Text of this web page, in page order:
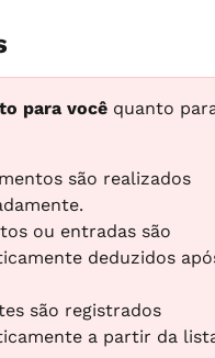
para você quanto
são realizados
ou entradas são
deduzidos
são registrados
a partir da